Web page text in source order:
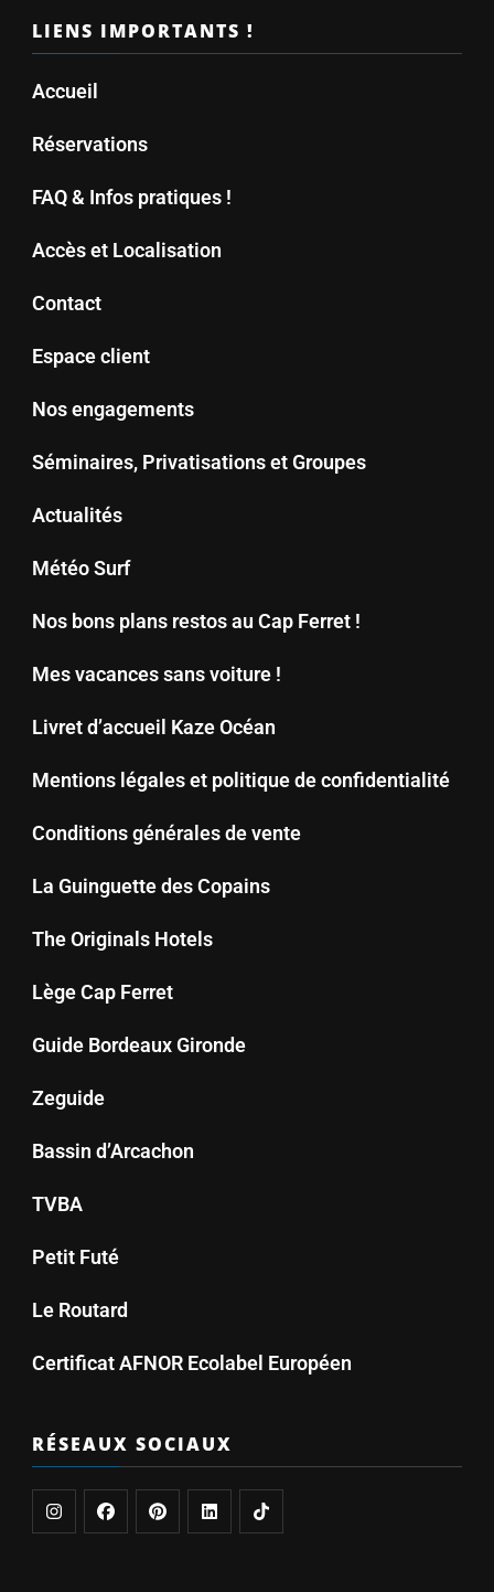
LIENS IMPORTANTS !
Accueil
Réservations
FAQ & Infos pratiques !
Accès et Localisation
Contact
Espace client
Nos engagements
Séminaires, Privatisations et Groupes
Actualités
Météo Surf
Nos bons plans restos au Cap Ferret !
Mes vacances sans voiture !
Livret d’accueil Kaze Océan
Mentions légales et politique de confidentialité
Conditions générales de vente
La Guinguette des Copains
The Originals Hotels
Lège Cap Ferret
Guide Bordeaux Gironde
Zeguide
Bassin d’Arcachon
TVBA
Petit Futé
Le Routard
Certificat AFNOR Ecolabel Européen
RÉSEAUX SOCIAUX